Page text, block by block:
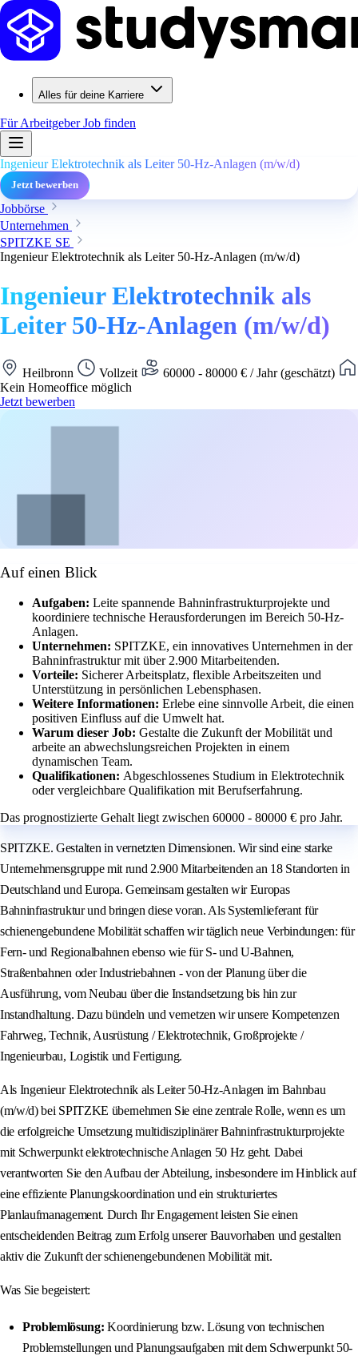
Alles für deine Karriere
Für ArbeitgeberJob finden
Ingenieur Elektrotechnik als Leiter 50-Hz-Anlagen (m/w/d)
Jetzt bewerben
Jobbörse
Unternehmen
SPITZKE SE
Ingenieur Elektrotechnik als Leiter 50-Hz-Anlagen (m/w/d)
Ingenieur Elektrotechnik als
Leiter 50-Hz-Anlagen (m/w/d)
Heilbronn Vollzeit
60000 - 80000 € / Jahr (geschätzt)
Kein Homeoffice möglich
Jetzt bewerben
Auf einen Blick
Aufgaben: Leite spannende Bahninfrastrukturprojekte und
koordiniere technische Herausforderungen im Bereich 50-Hz-
Anlagen.
Unternehmen: SPITZKE, ein innovatives Unternehmen in der
Bahninfrastruktur mit über 2.900 Mitarbeitenden.
Vorteile: Sicherer Arbeitsplatz, flexible Arbeitszeiten und
Unterstützung in persönlichen Lebensphasen.
Weitere Informationen: Erlebe eine sinnvolle Arbeit, die einen
positiven Einfluss auf die Umwelt hat.
Warum dieser Job: Gestalte die Zukunft der Mobilität und
arbeite an abwechslungsreichen Projekten in einem
dynamischen Team.
Qualifikationen: Abgeschlossenes Studium in Elektrotechnik
oder vergleichbare Qualifikation mit Berufserfahrung.
Das prognostizierte Gehalt liegt zwischen 60000 - 80000 € pro Jahr.
SPITZKE. Gestalten in vernetzten Dimensionen. Wir sind eine starke
Unternehmensgruppe mit rund 2.900 Mitarbeitenden an 18 Standorten in
Deutschland und Europa. Gemeinsam gestalten wir Europas
Bahninfrastruktur und bringen diese voran. Als Systemlieferant für
schienengebundene Mobilität schaffen wir täglich neue Verbindungen: für
Fern- und Regionalbahnen ebenso wie für S- und U-Bahnen,
Straßenbahnen oder Industriebahnen - von der Planung über die
Ausführung, vom Neubau über die Instandsetzung bis hin zur
Instandhaltung. Dazu bündeln und vernetzen wir unsere Kompetenzen
Fahrweg, Technik, Ausrüstung / Elektrotechnik, Großprojekte /
Ingenieurbau, Logistik und Fertigung.
Als Ingenieur Elektrotechnik als Leiter 50-Hz-Anlagen im Bahnbau
(m/w/d) bei SPITZKE übernehmen Sie eine zentrale Rolle, wenn es um
die erfolgreiche Umsetzung multidisziplinärer Bahninfrastrukturprojekte
mit Schwerpunkt elektrotechnische Anlagen 50 Hz geht. Dabei
verantworten Sie den Aufbau der Abteilung, insbesondere im Hinblick auf
eine effiziente Planungskoordination und ein strukturiertes
Planlaufmanagement. Durch Ihr Engagement leisten Sie einen
entscheidenden Beitrag zum Erfolg unserer Bauvorhaben und gestalten
aktiv die Zukunft der schienengebundenen Mobilität mit.
Was Sie begeistert:
Problemlösung: Koordinierung bzw. Lösung von technischen
Problemstellungen und Planungsaufgaben mit dem Schwerpunkt 50-